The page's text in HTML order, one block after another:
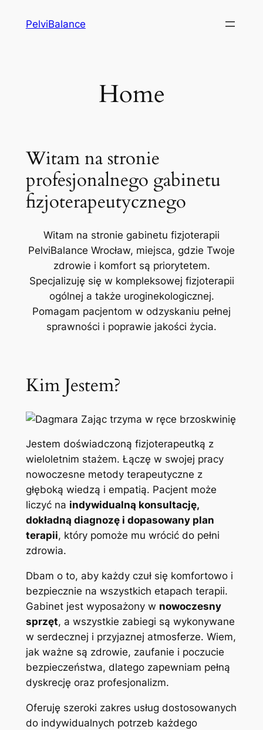
PelviBalance
Home
Witam na stronie
profesjonalnego gabinetu
fizjoterapeutycznego
Witam na stronie gabinetu fizjoterapii
PelviBalance Wrocław, miejsca, gdzie Twoje
zdrowie i komfort są priorytetem.
Specjalizuję się w kompleksowej fizjoterapii
ogólnej a także uroginekologicznej.
Pomagam pacjentom w odzyskaniu pełnej
sprawności i poprawie jakości życia.
Kim Jestem?
Jestem doświadczoną fizjoterapeutką z
wieloletnim stażem. Łączę w swojej pracy
nowoczesne metody terapeutyczne z
głęboką wiedzą i empatią. Pacjent może
liczyć na indywidualną konsultację,
dokładną diagnozę i dopasowany plan
terapii, który pomoże mu wrócić do pełni
zdrowia.
Dbam o to, aby każdy czuł się komfortowo i
bezpiecznie na wszystkich etapach terapii.
Gabinet jest wyposażony w nowoczesny
sprzęt, a wszystkie zabiegi są wykonywane
w serdecznej i przyjaznej atmosferze. Wiem,
jak ważne są zdrowie, zaufanie i poczucie
bezpieczeństwa, dlatego zapewniam pełną
dyskrecję oraz profesjonalizm.
Oferuję szeroki zakres usług dostosowanych
do indywidualnych potrzeb każdego